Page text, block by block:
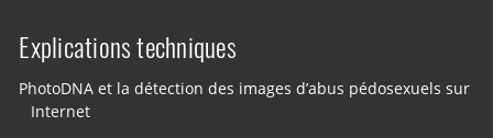
Explications techniques
PhotoDNA et la détection des images d’abus pédosexuels sur
Internet